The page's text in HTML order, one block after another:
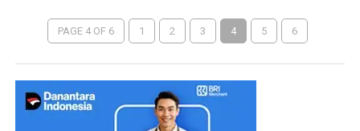
PAGE 4 OF 6 1 2 3 4 5 6